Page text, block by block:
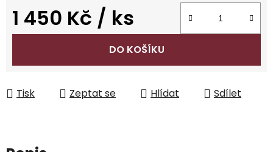
1 450 Kč / ks
Měrná cena:
DO KOŠÍKU
Tisk Zeptat se Hlídat Sdílet